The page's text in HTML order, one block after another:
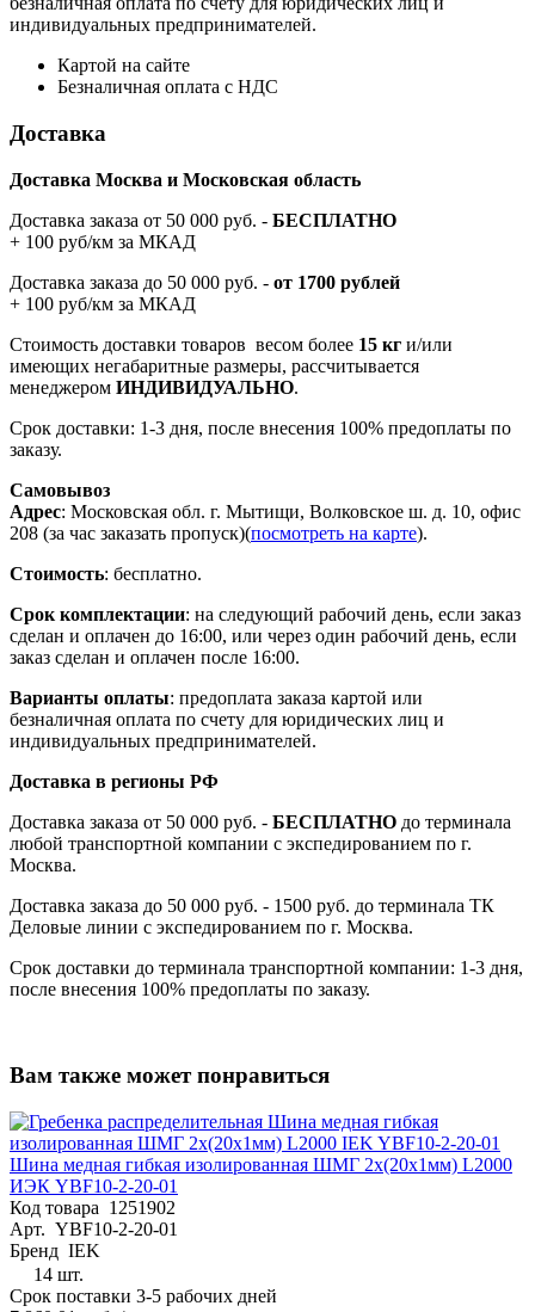
индивидуальных предпринимателей.
Картой на сайте
Безналичная оплата с НДС
Доставка
Доставка Москва и Московская область
Доставка заказа от 50 000 руб. - БЕСПЛАТНО
+ 100 руб/км за МКАД
Доставка заказа до 50 000 руб. - от 1700 рублей
+ 100 руб/км за МКАД
Стоимость доставки товаров весом более 15 кг и/или
имеющих негабаритные размеры, рассчитывается
менеджером ИНДИВИДУАЛЬНО.
Срок доставки: 1-3 дня, после внесения 100% предоплаты по
заказу.
Самовывоз
Адрес: Московская обл. г. Мытищи, Волковское ш. д. 10, офис
208 (за час заказать пропуск)(посмотреть на карте).
Стоимость: бесплатно.
Срок комплектации: на следующий рабочий день, если заказ
сделан и оплачен до 16:00, или через один рабочий день, если
заказ сделан и оплачен после 16:00.
Варианты оплаты: предоплата заказа картой или
безналичная оплата по счету для юридических лиц и
индивидуальных предпринимателей.
Доставка в регионы РФ
Доставка заказа от 50 000 руб. - БЕСПЛАТНО до терминала
любой транспортной компании с экспедированием по г.
Москва.
Доставка заказа до 50 000 руб. - 1500 руб. до терминала ТК
Деловые линии с экспедированием по г. Москва.
Срок доставки до терминала транспортной компании: 1-3 дня,
после внесения 100% предоплаты по заказу.
Вам также может понравиться
Шина медная гибкая изолированная ШМГ 2х(20х1мм) L2000
ИЭК YBF10-2-20-01
Код товара 1251902
Арт. YBF10-2-20-01
Бренд IEK
14 шт.
Срок поставки 3-5 рабочих дней